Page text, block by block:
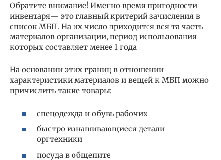
Обратите внимание! Именно время пригодности
инвентаря— это главный критерий зачисления в
список МБП. На их число приходится вся та часть
материалов организации, период использования
которых составляет менее 1 года
На основании этих границ в отношении
характеристики материалов и вещей к МБП можно
причислить такие товары:
спецодежда и обувь рабочих
быстро изнашивающиеся детали
оргтехники
посуда в общепите